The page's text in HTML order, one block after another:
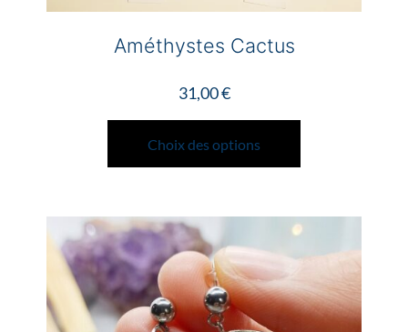
Améthystes Cactus
31,00€
Choix des options
Ce
a
variations.
options
peuvent
être